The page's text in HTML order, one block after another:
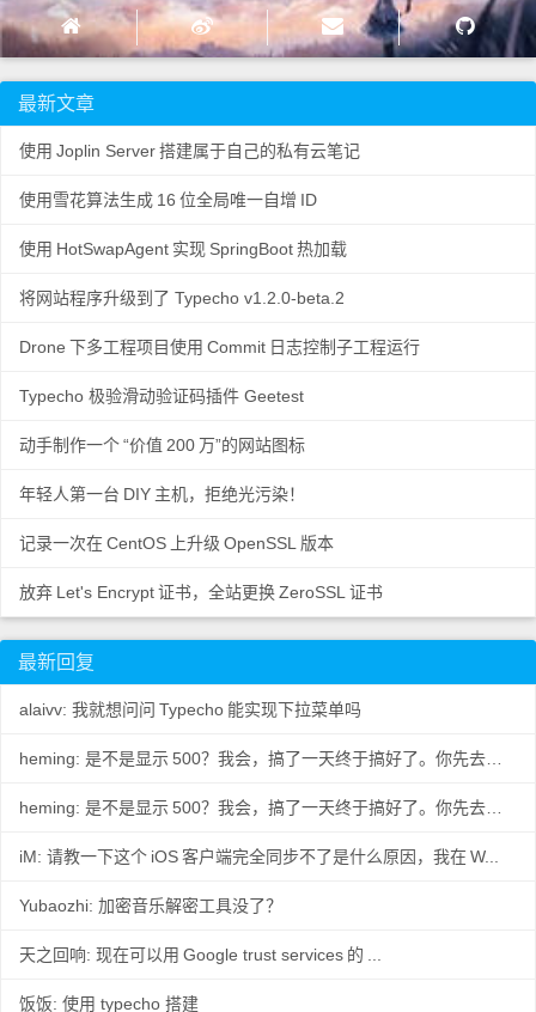
最新文章
使用 Joplin Server搭建属于自己的私有云笔记
使用雪花算法生成 16 位全局唯一自增 ID
使用 HotSwapAgent 实现 SpringBoot热加载
将网站程序升级到了 Typecho v1.2.0-beta.2
Drone 下多工程项目使用 Commit 日志控制子工程运行
Typecho 极验滑动验证码插件 Geetest
动手制作一个“价值 200万”的网站图标
年轻人第一台 DIY 主机，拒绝光污染！
记录一次在CentOS 上升级 OpenSSL 版本
放弃 Let's Encrypt证书，全站更换ZeroSSL 证书
最新回复
alaivv: 我就想问问 Typecho 能实现下拉菜单吗
heming: 是不是显示500？我会，搞了一天终于搞好了。你先去数据
heming: 是不是显示500？我会，搞了一天终于搞好了。你先去数据
iM: 请教一下这个 iOS客户端完全同步不了是什么原因，我在W...
Yubaozhi: 加密音乐解密工具没了？
天之回响: 现在可以用 Google trust services 的
饭饭: 使用 typecho 搭建